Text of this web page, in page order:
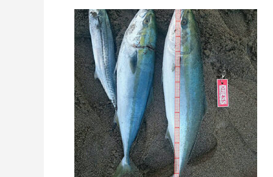
ム」
2023.03.21
（第22回
2023.02.06